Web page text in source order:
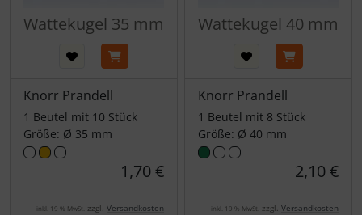
Wattekugel 35 mm
Knorr Prandell
1 Beutel mit 10 Stück
Größe: Ø 35 mm
1,70 €
inkl. 19 % MwSt. zzgl. Versandkosten
Wattekugel 40 mm
Knorr Prandell
1 Beutel mit 8 Stück
Größe: Ø 40 mm
2,10 €
inkl. 19 % MwSt. zzgl. Versandkosten